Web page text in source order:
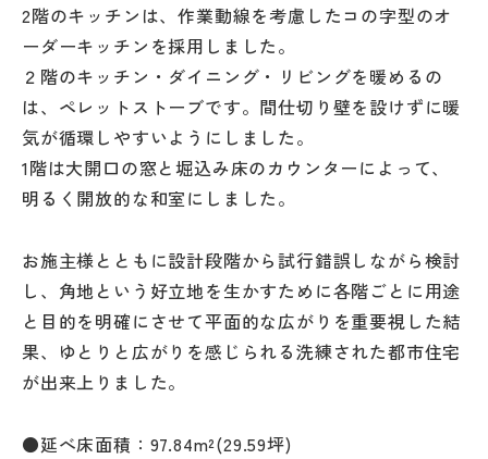
2階のキッチンは、作業動線を考慮したコの字型のオ
ーダーキッチンを採用しました。
２階のキッチン・ダイニング・リビングを暖めるの
は、ペレットストーブです。間仕切り壁を設けずに暖
気が循環しやすいようにしました。
1階は大開口の窓と堀込み床のカウンターによって、
明るく開放的な和室にしました。
お施主様とともに設計段階から試行錯誤しながら検討
し、角地という好立地を生かすために各階ごとに用途
と目的を明確にさせて平面的な広がりを重要視した結
果、ゆとりと広がりを感じられる洗練された都市住宅
が出来上りました。
●延べ床面積：97.84m²(29.59坪)